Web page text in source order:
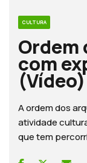
CULTURA
com
(Vídeo)
A ordem dos
atividade
que tem